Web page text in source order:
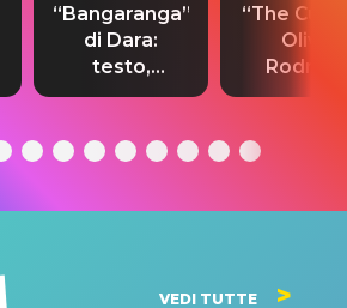
“Bangaranga”
di Dara:
testo,
traduzione e
del singolo
“The
Olivia
testo,
VEDI TUTTE